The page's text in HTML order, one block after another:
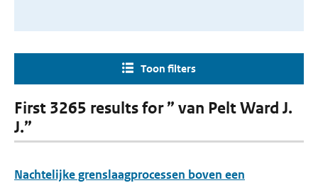
Toon filters
First 3265 results for ” van Pelt Ward J.
J.”
Nachtelijke grenslaagprocessen boven een